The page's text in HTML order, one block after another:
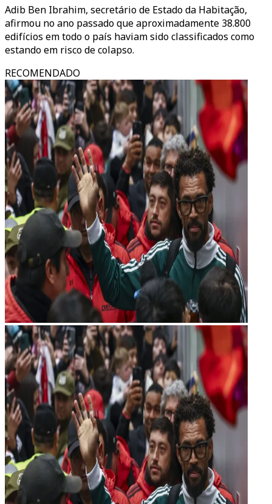
Adib Ben Ibrahim, secretário de Estado da Habitação,
afirmou no ano passado que aproximadamente 38.800
edifícios em todo o país haviam sido classificados como
estando em risco de colapso.
RECOMENDADO